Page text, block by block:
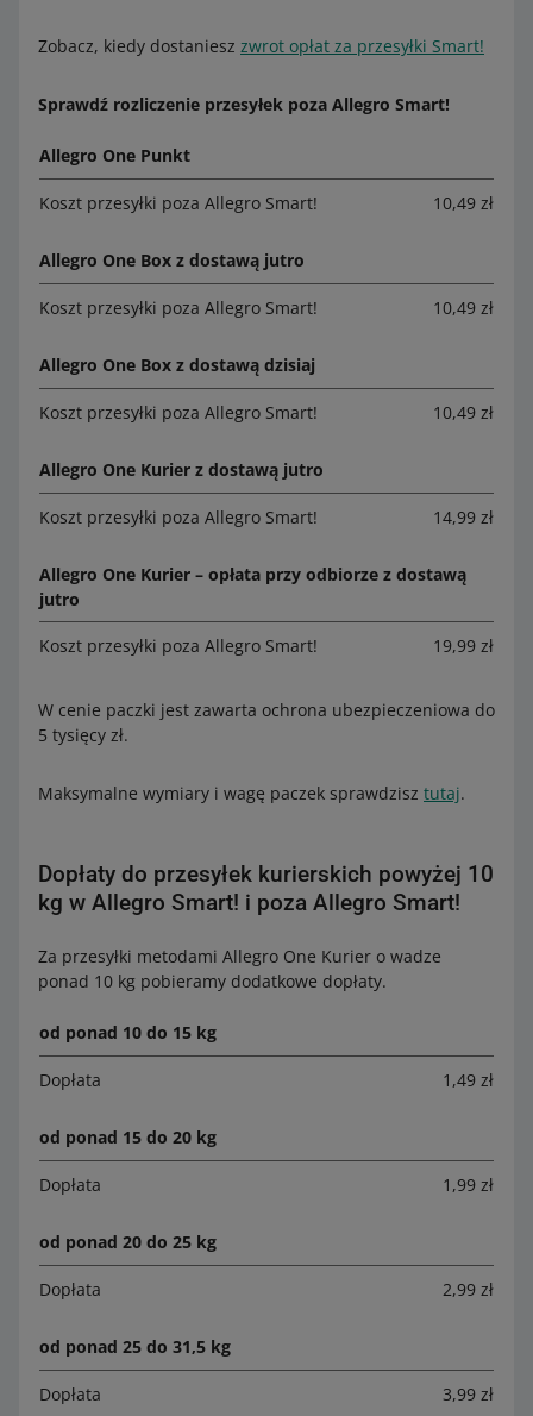
Zobacz, kiedy dostaniesz zwrot opłat za przesyłki Smart!
Sprawdź rozliczenie przesyłek poza Allegro Smart!
Allegro One Punkt
Koszt przesyłki poza Allegro Smart! 10,49 zł
Allegro One Box z dostawą jutro
Koszt przesyłki poza Allegro Smart! 10,49 zł
Allegro One Box z dostawą dzisiaj
Koszt przesyłki poza Allegro Smart! 10,49 zł
Allegro One Kurier z dostawą jutro
Koszt przesyłki poza Allegro Smart! 14,99 zł
Allegro One Kurier – opłata przy odbiorze z dostawą
jutro
Koszt przesyłki poza Allegro Smart! 19,99 zł
W cenie paczki jest zawarta ochrona ubezpieczeniowa do
5 tysięcy zł.
Maksymalne wymiary i wagę paczek sprawdzisz tutaj.
Dopłaty do przesyłek kurierskich powyżej 10
kg w Allegro Smart! i poza Allegro Smart!
Za przesyłki metodami Allegro One Kurier o wadze
ponad 10 kg pobieramy dodatkowe dopłaty.
od ponad 10 do 15 kg
Dopłata 1,49 zł
od ponad 15 do 20 kg
Dopłata 1,99 zł
od ponad 20 do 25 kg
Dopłata 2,99 zł
od ponad 25 do 31,5 kg
Dopłata 3,99 zł